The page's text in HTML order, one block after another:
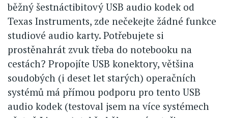
běžný šestnáctibitový USB audio kodek od
Texas Instruments, zde nečekejte žádné funkce
studiové audio karty. Potřebujete si
prostěnahrát zvuk třeba do notebooku na
cestách? Propojíte USB konektory, většina
soudobých (i deset let starých) operačních
systémů má přímou podporu pro tento USB
audio kodek (testoval jsem na více systémech